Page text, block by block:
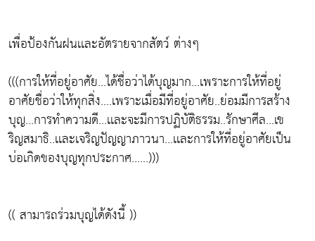
เพื่อป้องกันฝนเเละอัตรายจากสัตว์ ต่างๆ
(((การให้ที่อยู่อาศัย...ได้ชื่อว่าได้บุญมาก...เพราะการให้ที่อยู่
อาศัยชื่อว่าให้ทุกสิ่ง....เพราะเมื่อมีที่อยู่อาศัย..ย่อมมีการสร้าง
บุญ...การทำความดี...เเละจะมีการปฏิบัติธรรม..รักษาศีล...เข
ริญสมาธิ..เเละเจริญปัญญาภาวนา...เเละการให้ที่อยู่อาศัยเป็น
บ่อเกิดของบุญทุกประกาศ......)))
(( สามารถร่วมบุญได้ดังนี้ ))